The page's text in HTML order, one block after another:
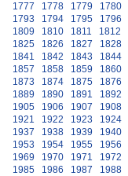
1777
1778 1779 1780
1793
1794 1795 1796
1809
1810 1811 1812
1825
1826 1827 1828
1841
1842 1843 1844
1857
1858 1859 1860
1873
1874 1875 1876
1889
1890 1891 1892
1905
1906 1907 1908
1921
1922 1923 1924
1937
1938 1939 1940
1953
1954 1955 1956
1969
1970 1971 1972
1985
1986 1987 1988